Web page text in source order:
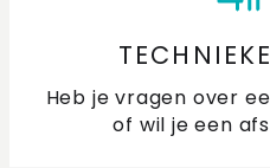
Heb je vragen over
of wil je een